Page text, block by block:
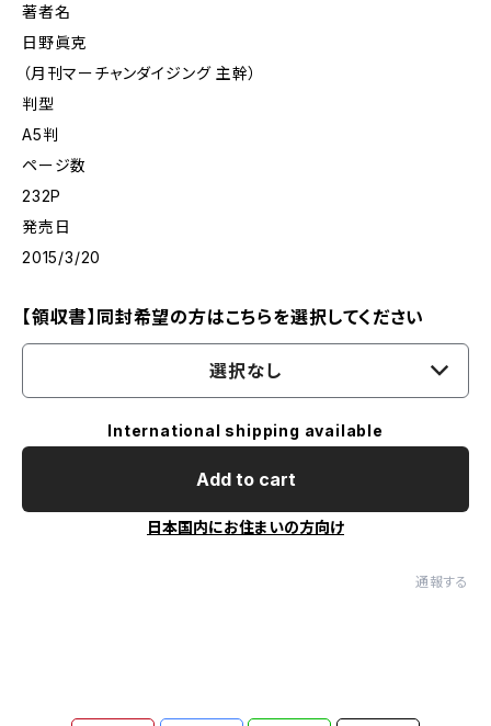
著者名
日野眞克
（月刊マーチャンダイジング 主幹）
判型
A5判
ページ数
232P
発売日
2015/3/20
【領収書】同封希望の方はこちらを選択してください
選択なし
International shipping available
Add to cart
日本国内にお住まいの方向け
通報する